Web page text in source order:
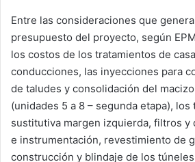
Entre las consideraciones que
presupuesto del proyecto, según
los costos de los tratamientos de
conducciones, las inyecciones para
de taludes y consolidación del
(unidades 5 a 8 – segunda etapa),
sustitutiva margen izquierda, filtros y
e instrumentación, revestimiento de
construcción y blindaje de los